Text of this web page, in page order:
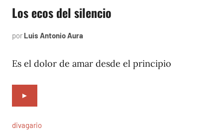
Los ecos del silencio
por Luis Antonio Aura
1994
Es el dolor de amar desde el principio
►
divagario